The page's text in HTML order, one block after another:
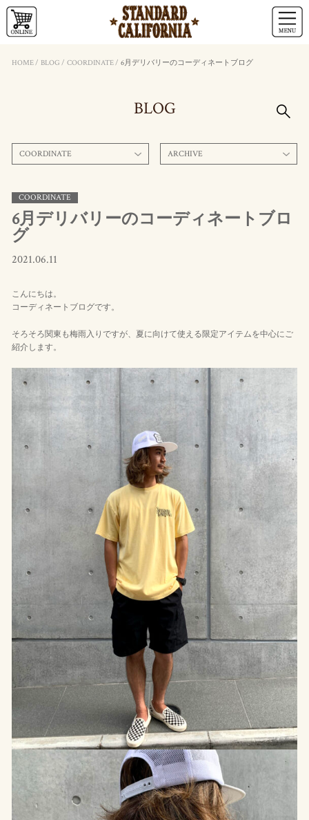
HOME/ BLOG / COORDINATE/ 6月デリバリーのコーディネートブログ
BLOG
COORDINATE ARCHIVE
COORDINATE
6月デリバリーのコーディネートブロ
グ
2021.06.11
こんにちは。
コーディネートブログです。
そろそろ関東も梅雨入りですが、夏に向けて使える限定アイテムを中心にご
紹介します。